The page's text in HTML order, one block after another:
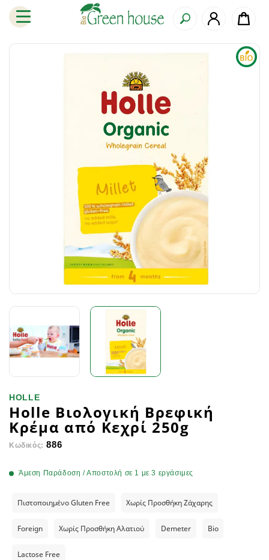
HOLLE
Holle Βιολογική Βρεφική
Kρέμα από Kεχρί 250g
Κωδικός: 886
Άμεση Παράδοση / Αποστολή σε 1 με 3 εργάσιμες
Πιστοποιημένο Gluten Free Χωρίς Προσθήκη Ζάχαρης
Foreign Χωρίς Προσθήκη Αλατιού Demeter Bio
Lactose Free